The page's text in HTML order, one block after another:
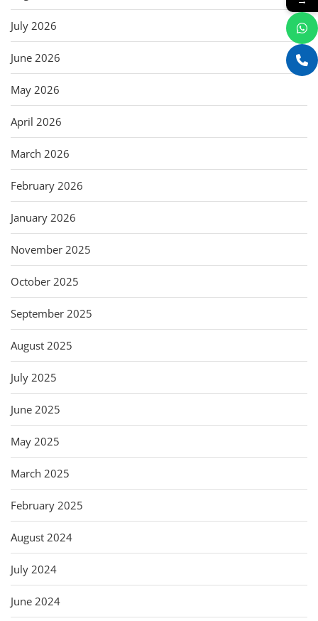
July 2026
June 2026
May 2026
April 2026
March 2026
February 2026
January 2026
November 2025
October 2025
September 2025
August 2025
July 2025
June 2025
May 2025
March 2025
February 2025
August 2024
July 2024
June 2024